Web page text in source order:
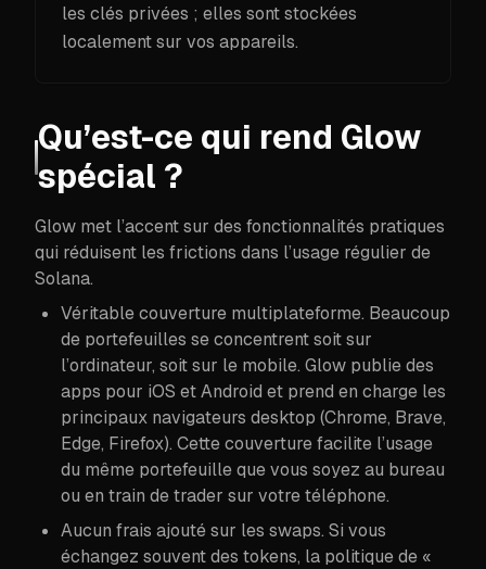
les clés privées ; elles sont stockées
localement sur vos appareils.
Qu’est-ce qui rend Glow
spécial ?
Glow met l’accent sur des fonctionnalités pratiques
qui réduisent les frictions dans l’usage régulier de
Solana.
Véritable couverture multiplateforme. Beaucoup
de portefeuilles se concentrent soit sur
l’ordinateur, soit sur le mobile. Glow publie des
apps pour iOS et Android et prend en charge les
principaux navigateurs desktop (Chrome, Brave,
Edge, Firefox). Cette couverture facilite l’usage
du même portefeuille que vous soyez au bureau
ou en train de trader sur votre téléphone.
Aucun frais ajouté sur les swaps. Si vous
échangez souvent des tokens, la politique de «